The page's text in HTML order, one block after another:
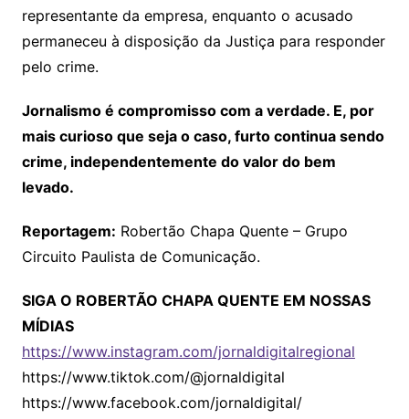
representante da empresa, enquanto o acusado
permaneceu à disposição da Justiça para responder
pelo crime.
Jornalismo é compromisso com a verdade. E, por
mais curioso que seja o caso, furto continua sendo
crime, independentemente do valor do bem
levado.
Reportagem: Robertão Chapa Quente – Grupo
Circuito Paulista de Comunicação.
SIGA O ROBERTÃO CHAPA QUENTE EM NOSSAS
MÍDIAS
https://www.instagram.com/jornaldigitalregional
https://www.tiktok.com/@jornaldigital
https://www.facebook.com/jornaldigital/